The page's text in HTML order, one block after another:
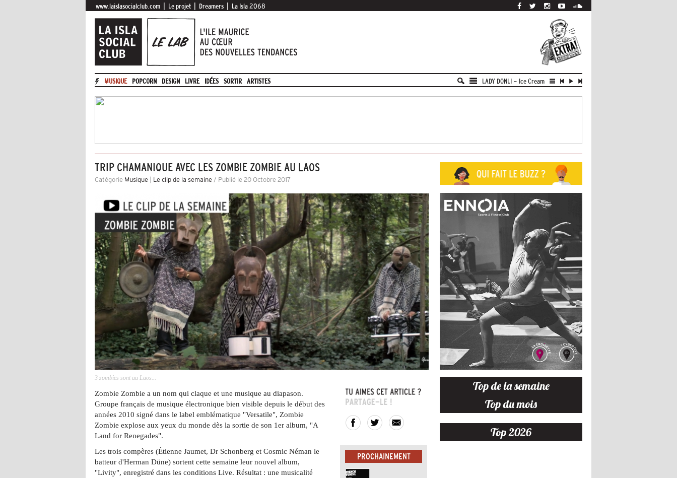
www.laislasocialclub.com Le projet Dreamers La Isla 2068
MUSIQUE POPCORN DESIGN LIVRE IDÉES SORTIR ARTISTES LADY DONLI - Ice Cream
TRIP CHAMANIQUE AVEC LES ZOMBIE ZOMBIE AU LAOS
Catégorie Musique Le clip de la semaine / Publié le 20 Octobre 2017
3 zombies sont au Laos...
Zombie Zombie a un nom qui claque et une musique au diapason.
Groupe français de musique électronique bien visible depuis le début des
années 2010 signé dans le label emblématique "Versatile", Zombie
Zombie explose aux yeux du monde dès la sortie de son 1er album, "A
Land for Renegades".
Les trois compères (Étienne Jaumet, Dr Schonberg et Cosmic Néman le
batteur d'Herman Düne) sortent cette semaine leur nouvel album,
"Livity", enregistré dans les conditions Live. Résultat : une musicalité
PROCHAINEMENT
Top de la semaine
Top du mois
Top 2026